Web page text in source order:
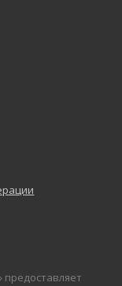
предоставляет